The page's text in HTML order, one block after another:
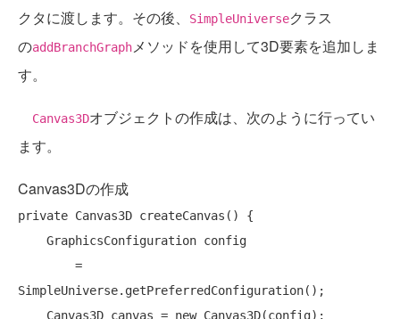
クタに渡します。その後、
SimpleUniverseクラス
のaddBranchGraph メソッドを使用して3D要素を追加しま
す。
Canvas3Dオブジェクトの作成は、次のように行ってい
ます。
Canvas3Dの作成
private Canvas3D createCanvas() {
SimpleUniverse.getPreferredConfiguration();
    Canvas3D canvas =
new Canvas3D(config);